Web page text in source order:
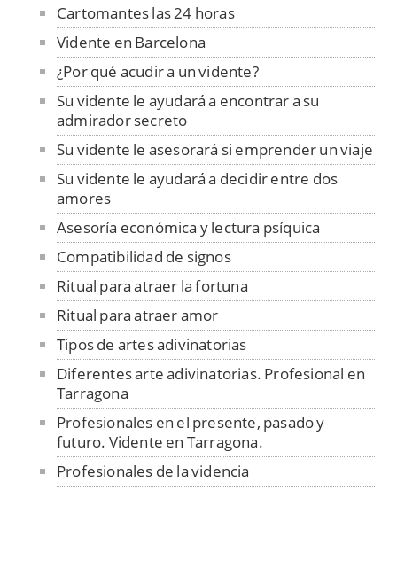
Cartomantes las 24 horas
Vidente en Barcelona
¿Por qué acudir a un vidente?
Su vidente le ayudará a encontrar a su
admirador secreto
Su vidente le asesorará si emprender un viaje
Su vidente le ayudará a decidir entre dos
amores
Asesoría económica y lectura psíquica
Compatibilidad de signos
Ritual para atraer la fortuna
Ritual para atraer amor
Tipos de artes adivinatorias
Diferentes arte adivinatorias. Profesional en
Tarragona
Profesionales en el presente, pasado y
futuro. Vidente en Tarragona.
Profesionales de la videncia